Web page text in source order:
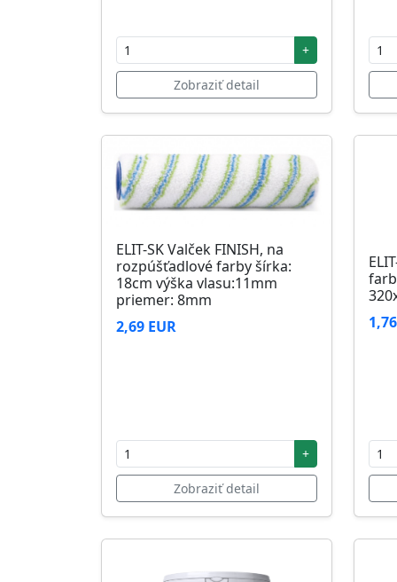
+
Zobraziť detail
ELIT-SK Valček FINISH, na
rozpúšťadlové farby šírka:
18cm výška vlasu:11mm
priemer: 8mm
2,69 EUR
+
Zobraziť detail